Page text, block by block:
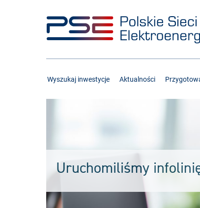
Wyszukaj inwestycje Aktualności
Uruchomiliśmy